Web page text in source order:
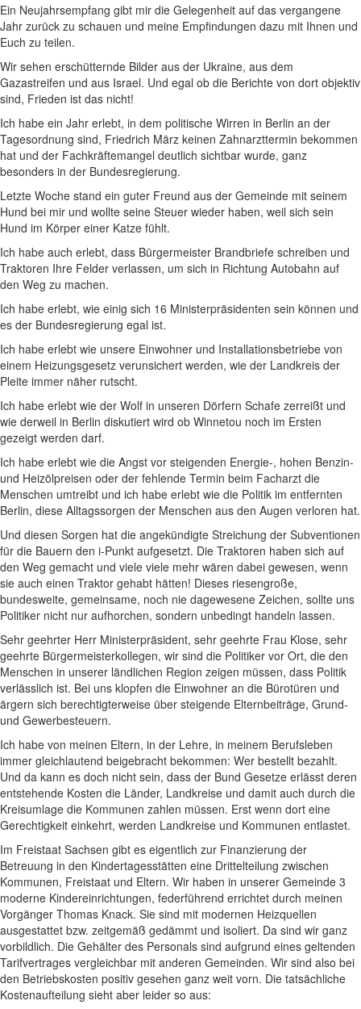
Ein Neujahrsempfang gibt mir die Gelegenheit auf das vergangene
Jahr zurück zu schauen und meine Empfindungen dazu mit Ihnen und
Euch zu teilen.
Wir sehen erschütternde Bilder aus der Ukraine, aus dem
Gazastreifen und aus Israel. Und egal ob die Berichte von dort objektiv
sind, Frieden ist das nicht!
Ich habe ein Jahr erlebt, in dem politische Wirren in Berlin an der
Tagesordnung sind, Friedrich März keinen Zahnarzttermin bekommen
hat und der Fachkräftemangel deutlich sichtbar wurde, ganz
besonders in der Bundesregierung.
Letzte Woche stand ein guter Freund aus der Gemeinde mit seinem
Hund bei mir und wollte seine Steuer wieder haben, weil sich sein
Hund im Körper einer Katze fühlt.
Ich habe auch erlebt, dass Bürgermeister Brandbriefe schreiben und
Traktoren Ihre Felder verlassen, um sich in Richtung Autobahn auf
den Weg zu machen.
Ich habe erlebt, wie einig sich 16 Ministerpräsidenten sein können und
es der Bundesregierung egal ist.
Ich habe erlebt wie unsere Einwohner und Installationsbetriebe von
einem Heizungsgesetz verunsichert werden, wie der Landkreis der
Pleite immer näher rutscht.
Ich habe erlebt wie der Wolf in unseren Dörfern Schafe zerreißt und
wie derweil in Berlin diskutiert wird ob Winnetou noch im Ersten
gezeigt werden darf.
Ich habe erlebt wie die Angst vor steigenden Energie-, hohen Benzin-
und Heizölpreisen oder der fehlende Termin beim Facharzt die
Menschen umtreibt und ich habe erlebt wie die Politik im entfernten
Berlin, diese Alltagssorgen der Menschen aus den Augen verloren hat.
Und diesen Sorgen hat die angekündigte Streichung der Subventionen
für die Bauern den i-Punkt aufgesetzt. Die Traktoren haben sich auf
den Weg gemacht und viele viele mehr wären dabei gewesen, wenn
sie auch einen Traktor gehabt hätten! Dieses riesengroße,
bundesweite, gemeinsame, noch nie dagewesene Zeichen, sollte uns
Politiker nicht nur aufhorchen, sondern unbedingt handeln lassen.
Sehr geehrter Herr Ministerpräsident, sehr geehrte Frau Klose, sehr
geehrte Bürgermeisterkollegen, wir sind die Politiker vor Ort, die den
Menschen in unserer ländlichen Region zeigen müssen, dass Politik
verlässlich ist. Bei uns klopfen die Einwohner an die Bürotüren und
ärgern sich berechtigterweise über steigende Elternbeiträge, Grund-
und Gewerbesteuern.
Ich habe von meinen Eltern, in der Lehre, in meinem Berufsleben
immer gleichlautend beigebracht bekommen: Wer bestellt bezahlt.
Und da kann es doch nicht sein, dass der Bund Gesetze erlässt deren
entstehende Kosten die Länder, Landkreise und damit auch durch die
Kreisumlage die Kommunen zahlen müssen. Erst wenn dort eine
Gerechtigkeit einkehrt, werden Landkreise und Kommunen entlastet.
Im Freistaat Sachsen gibt es eigentlich zur Finanzierung der
Betreuung in den Kindertagesstätten eine Drittelteilung zwischen
Kommunen, Freistaat und Eltern. Wir haben in unserer Gemeinde 3
moderne Kindereinrichtungen, federführend errichtet durch meinen
Vorgänger Thomas Knack. Sie sind mit modernen Heizquellen
ausgestattet bzw. zeitgemäß gedämmt und isoliert. Da sind wir ganz
vorbildlich. Die Gehälter des Personals sind aufgrund eines geltenden
Tarifvertrages vergleichbar mit anderen Gemeinden. Wir sind also bei
den Betriebskosten positiv gesehen ganz weit vorn. Die tatsächliche
Kostenaufteilung sieht aber leider so aus: